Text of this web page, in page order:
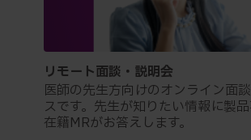
リモート面談・説明会
医師の先生方向けのオンライン面
スです。先生が知りたい情報に製
在籍MRがお答えします。